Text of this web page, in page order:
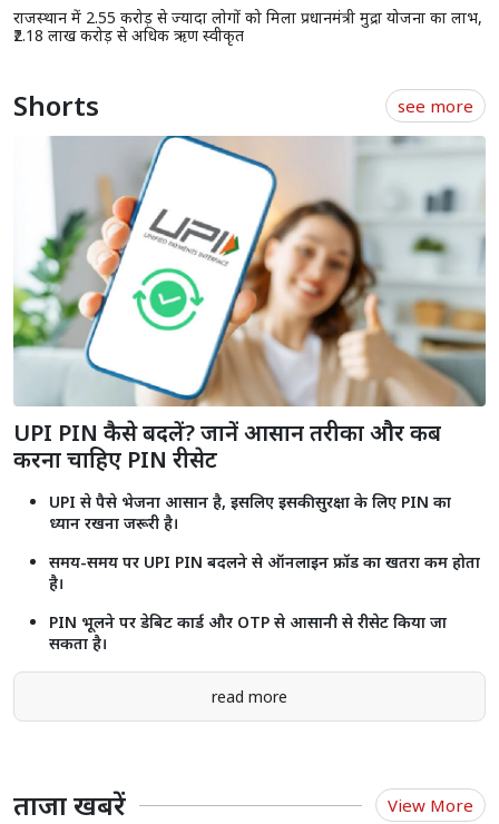
राजस्थान में 2.55 करोड़ से ज्यादा लोगों को मिला प्रधानमंत्री मुद्रा योजना का लाभ,
₹2.18 लाख करोड़ से अधिक ऋण स्वीकृत
Shorts see more
UPI PIN कैसे बदलें? जानें आसान तरीका और कब
करना चाहिए PIN रीसेट
समय-समय पर UPI PIN बदलने से ऑनलाइन फ्रॉड का खतरा कम होता